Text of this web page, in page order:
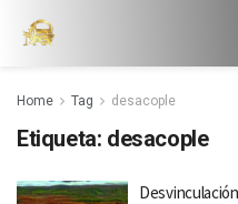
Home Tag desacople
Etiqueta: desacople